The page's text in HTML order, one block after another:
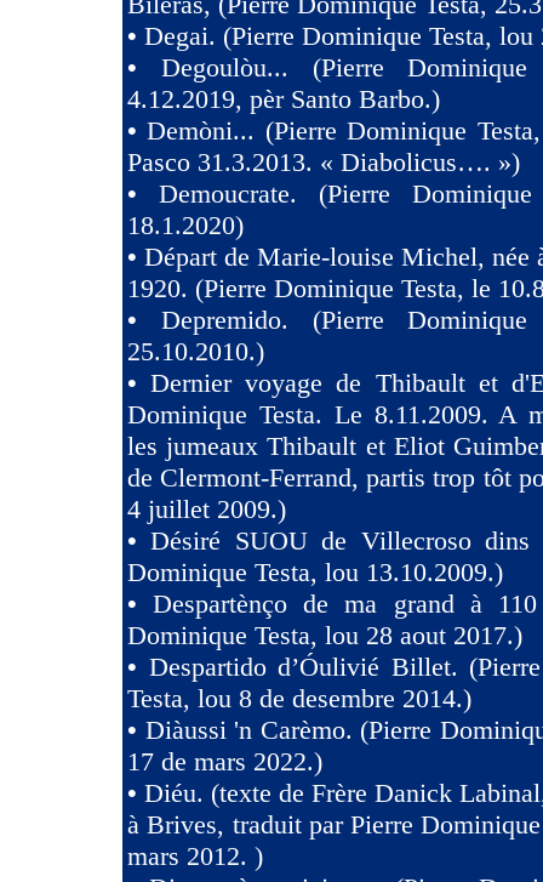
• Degai. (Pierre Dominique Testa, lou
• Degoulòu... (Pierre
4.12.2019, pèr Santo Barbo.)
•Demòni... (Pierre Dominique
Pasco 31.3.2013. « Diabolicus…. »)
• Demoucrate. (Pierre
18.1.2020)
• Départ de Marie-louise Michel, née
1920. (Pierre Dominique Testa, le
• Depremido. (Pierre
25.10.2010.)
•Dernier voyage de Thibault et
Dominique Testa. Le 8.11.2009. A
les jumeaux Thibault et Eliot
de Clermont-Ferrand, partis trop tôt
4 juillet 2009.)
•Désiré SUOU de Villecroso dins
Dominique Testa, lou 13.10.2009.)
•Despartènço de ma grand à
Dominique Testa, lou 28 aout 2017.)
• Despartido d’Óulivié Billet.
Testa, lou 8 de desembre 2014.)
• Diàussi 'n Carèmo. (Pierre
17 de mars 2022.)
• Diéu. (texte de Frère Danick
à Brives, traduit par Pierre
mars 2012. )